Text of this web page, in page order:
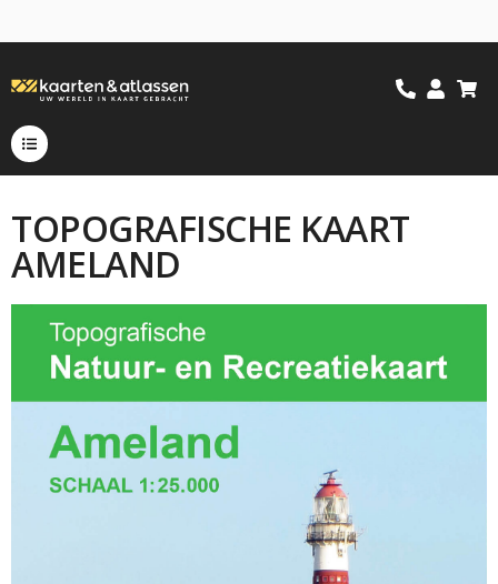
TOPOGRAFISCHE KAART
AMELAND